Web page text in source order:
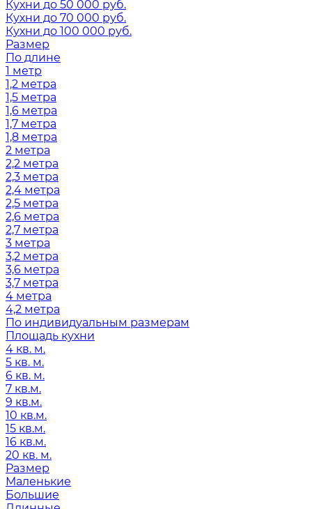
Кухни до 50 000 руб.
Кухни до 70 000 руб.
Кухни до 100 000 руб.
Размер
По длине
1 метр
1,2 метра
1,5 метра
1,6 метра
1,7 метра
1,8 метра
2 метра
2,2 метра
2,3 метра
2,4 метра
2,5 метра
2,6 метра
2,7 метра
3 метра
3,2 метра
3,6 метра
3,7 метра
4 метра
4,2 метра
По индивидуальным размерам
Площадь кухни
4 кв. м.
5 кв. м.
6 кв. м.
7 кв.м.
9 кв.м.
10 кв.м.
15 кв.м.
16 кв.м.
20 кв. м.
Размер
Маленькие
Большие